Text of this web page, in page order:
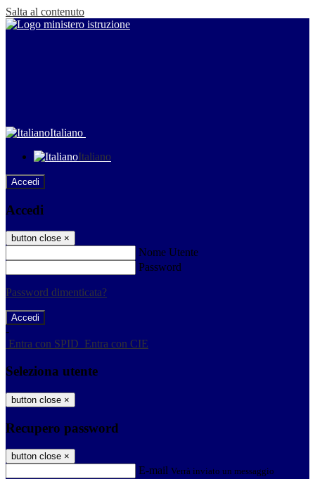
Salta al contenuto
Italiano
Italiano
Accedi
Accedi
button close ×
Nome Utente
Password
Password dimenticata?
-
Entra con SPID Entra con CIE
Seleziona utente
button close ×
Recupero password
button close ×
E-mail Verrà inviato un messaggio